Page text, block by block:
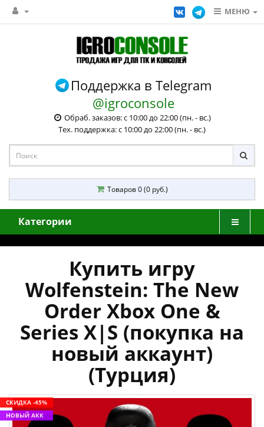
МЕНЮ
Поддержка в Telegram
@igroconsole
Обраб. заказов: с 10:00 до 22:00 (пн. - вс.)
Тех. поддержка: с 10:00 до 22:00 (пн. - вс.)
Товаров 0 (0 руб.)
Категории
Купить игру
Wolfenstein: The New
Order Xbox One &
Series X|S (покупка на
новый аккаунт)
(Турция)
СКИДКА -45%
НОВЫЙ АКК